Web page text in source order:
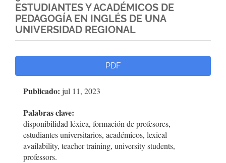
ESTUDIANTES Y ACADÉMICOS DE
PEDAGOGÍA EN INGLÉS DE UNA
UNIVERSIDAD REGIONAL
lateral
del
artículo
PDF
Publicado: jul 11, 2023
Palabras clave:
disponibilidad léxica, formación de profesores,
estudiantes universitarios, académicos, lexical
availability, teacher training, university students,
professors.